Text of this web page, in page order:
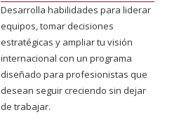
Desarrolla habilidades para liderar
equipos, tomar decisiones
estratégicas y ampliar tu visión
internacional con un programa
diseñado para profesionistas que
desean seguir creciendo sin dejar
de trabajar.